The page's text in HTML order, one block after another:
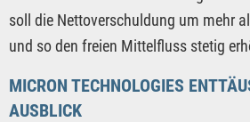
soll die Nettoverschuldung um mehr
und so den freien Mittelfluss stetig
MICRON TECHNOLOGIES
AUSBLICK